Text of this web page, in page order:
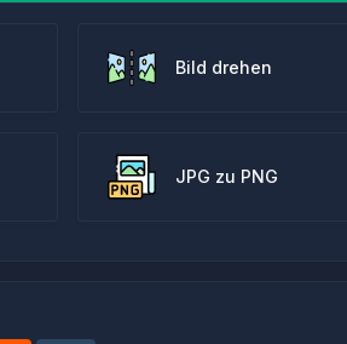
Bild drehen
JPG zu PNG